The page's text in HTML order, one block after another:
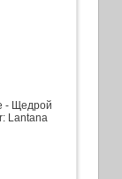
- Щедрой
Lantana